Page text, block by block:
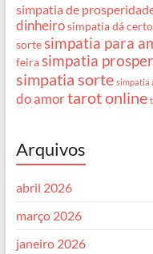
simpatia de
dinheirosimpatia dá certo
sortesimpatia para
feirasimpatia
simpatia sorte simpatia
do amortarot online
Arquivos
abril 2026
março 2026
janeiro 2026